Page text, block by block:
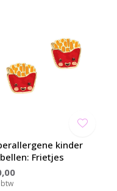
kinder
Frietjes